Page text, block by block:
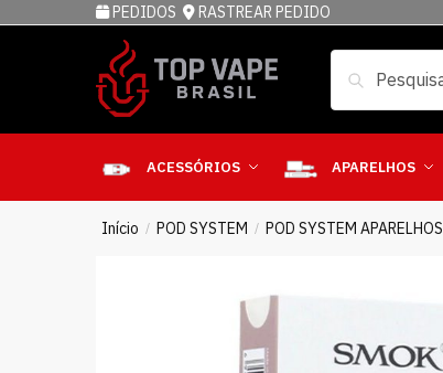
PEDIDOS RASTREAR PEDIDO
ACESSÓRIOS APARELHOS
Início / POD SYSTEM / POD SYSTEM APARELHOS